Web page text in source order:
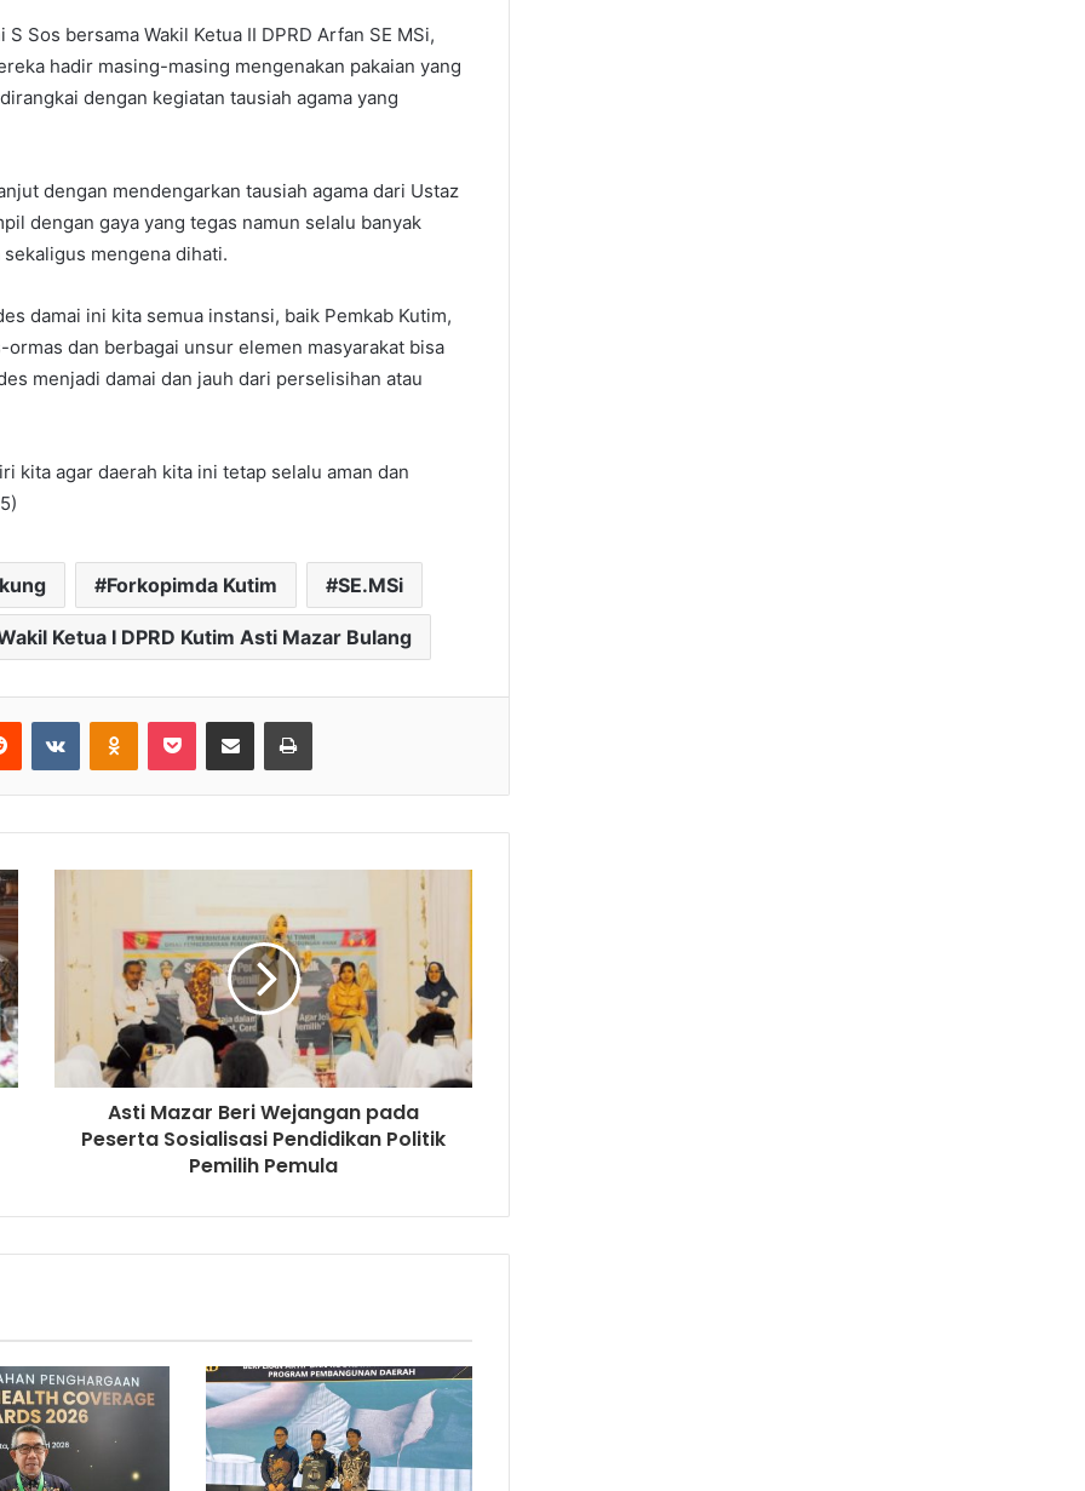
Sos bersama Wakil Ketua II DPRD Arfan SE MSi,
hadir masing-masing mengenakan pakaian yang
dengan kegiatan tausiah agama yang
dengan mendengarkan tausiah agama dari Ustaz
dengan gaya yang tegas namun selalu banyak
mengena dihati.
damai ini kita semua instansi, baik Pemkab Kutim,
dan berbagai unsur elemen masyarakat bisa
menjadi damai dan jauh dari perselisihan atau
kita agar daerah kita ini tetap selalu aman dan
Forkopimda Kutim SE.MSi
Ketua I DPRD Kutim Asti Mazar Bulang
Asti Mazar Beri Wejangan pada
Peserta Sosialisasi Pendidikan Politik
Pemilih Pemula